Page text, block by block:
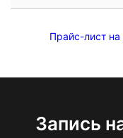
Прайс-лист на
Запись